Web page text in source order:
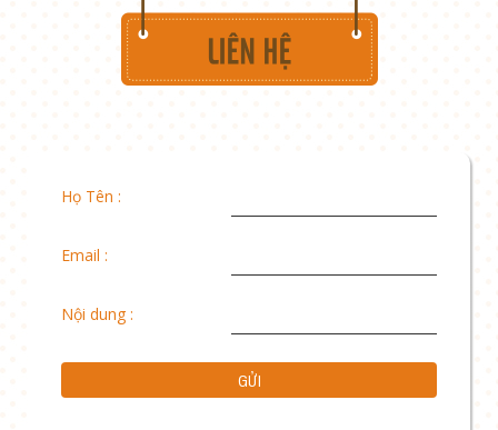
Họ Tên :
Email :
Nội dung :